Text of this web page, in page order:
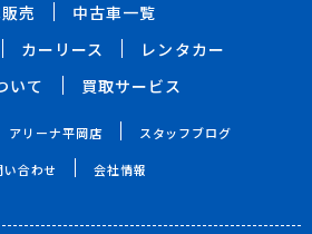
売
中古車一覧
カーリース
レンタカー
いて
買取サービス
アリーナ平岡店 スタッフブログ
い合わせ 会社情報